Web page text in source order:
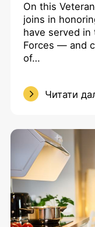
On this
joins in
have served in
Forces — and
of…
Читати